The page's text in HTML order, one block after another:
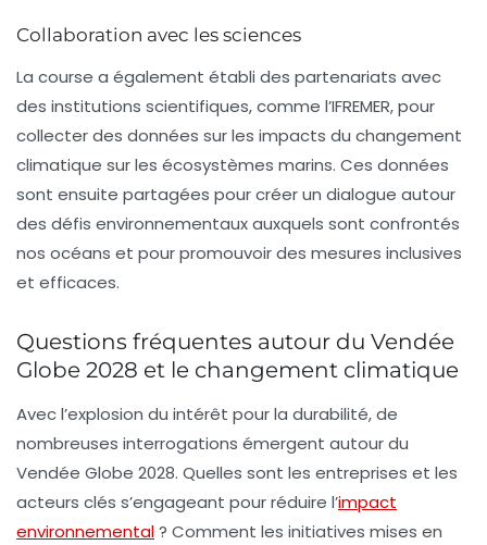
Collaboration avec les sciences
La course a également établi des partenariats avec
des institutions scientifiques, comme l’IFREMER, pour
collecter des données sur les impacts du changement
climatique sur les écosystèmes marins. Ces données
sont ensuite partagées pour créer un dialogue autour
des défis environnementaux auxquels sont confrontés
nos océans et pour promouvoir des mesures inclusives
et efficaces.
Questions fréquentes autour du Vendée
Globe 2028 et le changement climatique
Avec l’explosion du intérêt pour la durabilité, de
nombreuses interrogations émergent autour du
Vendée Globe 2028. Quelles sont les entreprises et les
acteurs clés s’engageant pour réduire l’impact
environnemental? Comment les initiatives mises en